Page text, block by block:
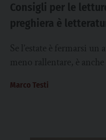
Consigli per le
preghiera è
Se l’estate è fermarsi
meno rallentare, è
Marco Testi